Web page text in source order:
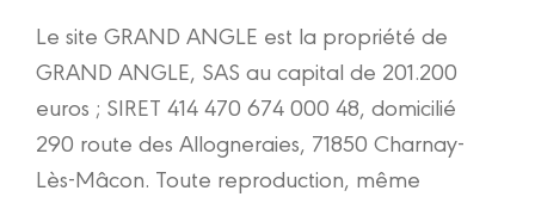
Le site GRAND ANGLE est la propriété de
GRAND ANGLE, SAS au capital de 201.200
euros ; SIRET 414 470 674 000 48, domicilié
290 route des Allogneraies, 71850 Charnay-
Lès-Mâcon. Toute reproduction, même